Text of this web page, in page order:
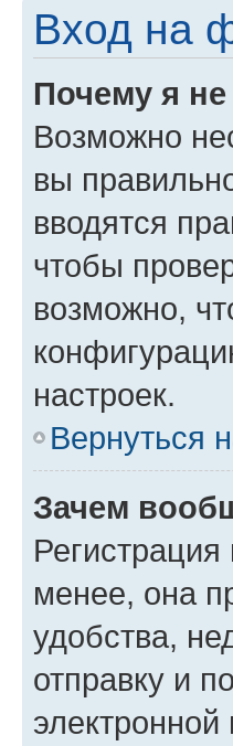
Вход на
Почему я
Возможно
вы
вводятся
чтобы
возможно,
настроек.
Вернуться
Зачем
менее, она
удобства,
отправку и
электронной